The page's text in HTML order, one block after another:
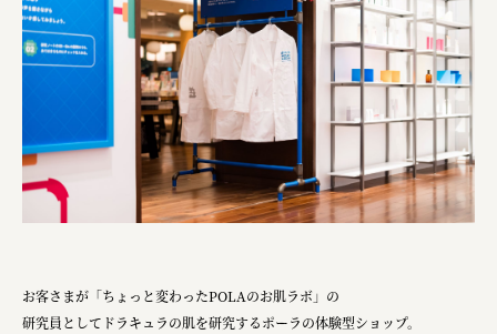
岡野バルブ製造株式会社
株式会社ふくや
三井不動産株式会社
有限会社 丸久商店
株式会社イソガイ
キッコーマン食品株式会社
お客さまが「ちょっと変わったPOLAのお肌ラボ」の
研究員としてドラキュラの肌を研究するポーラの体験型ショップ。